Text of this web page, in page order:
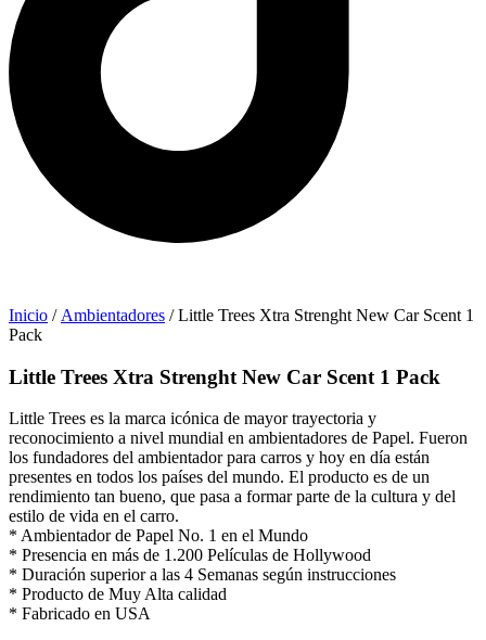
Inicio / Ambientadores / Little Trees Xtra Strenght New Car Scent 1
Pack
Little Trees Xtra Strenght New Car Scent 1 Pack
Little Trees es la marca icónica de mayor trayectoria y
reconocimiento a nivel mundial en ambientadores de Papel. Fueron
los fundadores del ambientador para carros y hoy en día están
presentes en todos los países del mundo. El producto es de un
rendimiento tan bueno, que pasa a formar parte de la cultura y del
estilo de vida en el carro.
* Ambientador de Papel No. 1 en el Mundo
* Presencia en más de 1.200 Películas de Hollywood
* Duración superior a las 4 Semanas según instrucciones
* Producto de Muy Alta calidad
* Fabricado en USA